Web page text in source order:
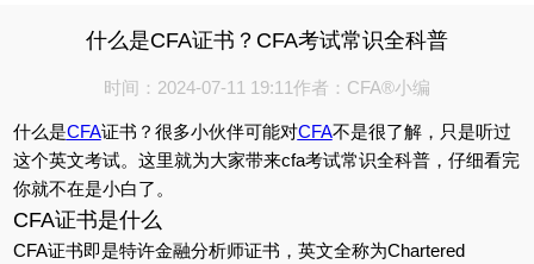
什么是CFA证书？CFA考试常识全科普
时间：2024-07-11 19:11作者：CFA®小编
什么是CFA证书？很多小伙伴可能对CFA不是很了解，只是听过
这个英文考试。这里就为大家带来cfa考试常识全科普，仔细看完
你就不在是小白了。
CFA证书是什么
CFA证书即是特许金融分析师证书，英文全称为Chartered